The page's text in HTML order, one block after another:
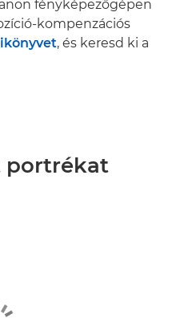
fényképezőgépen
kompenzációs
, és keresd ki a
portrékat